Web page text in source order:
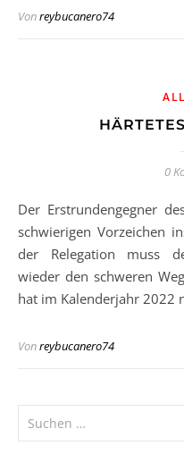
Vonreybucanero74
0
Der Erstrundengegner des VfB im DFB-Pokal geht unter
schwierigen Vorzeichen
der Relegation muss
wieder den schweren
hat im Kalenderjahr 2022
Vonreybucanero74